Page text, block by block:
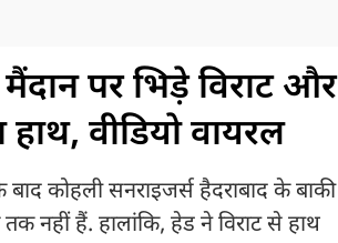
पर भिड़े विराट और
वीडियो वायरल
कोहली सनराइजर्स हैदराबाद के बाकी
नहीं हैं. हालांकि, हेड ने विराट से हाथ